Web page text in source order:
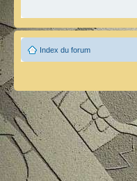
Index du forum